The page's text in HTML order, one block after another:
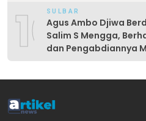
10SULBAR
Agus Ambo Djiwa
Salim S Mengga,
dan Pengabdiannya